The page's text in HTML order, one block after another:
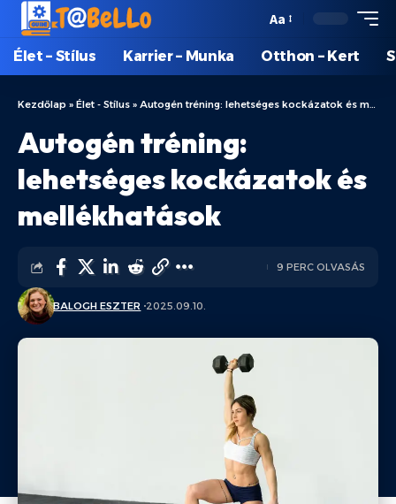
Aa
Élet – Stílus Karrier – Munka Otthon – Kert
Kezdőlap » Élet - Stílus » Autogén tréning: lehetséges kockázatok és mellékhatások
Autogén tréning:
lehetséges kockázatok és
mellékhatások
BALOGH ESZTER 2025.09.10.
9 PERC OLVASÁS